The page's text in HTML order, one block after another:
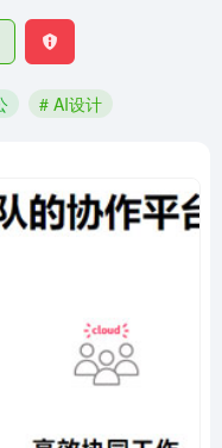
# AI设计